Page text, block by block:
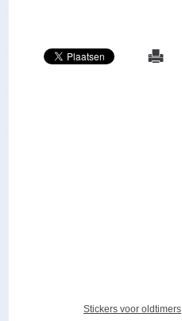
Stickers voor oldtimers